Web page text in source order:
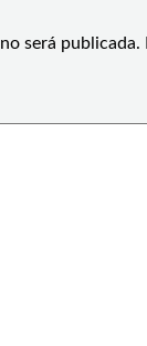
será publicada.